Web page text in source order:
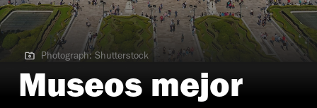
Photograph: Shutterstock
Photograph: Shutterstock
Museos mejor